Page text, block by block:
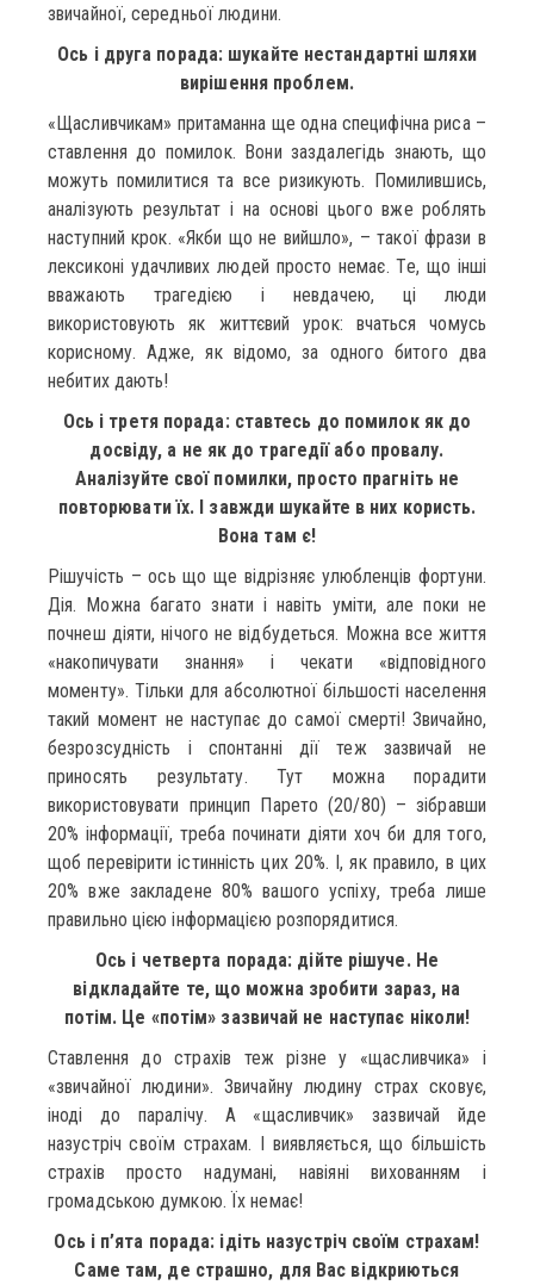
звичайної, середньої людини.
Ось і друга порада: шукайте нестандартні шляхи
вирішення проблем.
«Щасливчикам» притаманна ще одна специфічна риса –
ставлення до помилок. Вони заздалегідь знають, що
можуть помилитися та все ризикують. Помилившись,
аналізують результат і на основі цього вже роблять
наступний крок. «Якби що не вийшло», – такої фрази в
лексиконі удачливих людей просто немає. Те, що інші
вважають трагедією і невдачею, ці люди
використовують як життєвий урок: вчаться чомусь
корисному. Адже, як відомо, за одного битого два
небитих дають!
Ось і третя порада: ставтесь до помилок як до
досвіду, а не як до трагедії або провалу.
Аналізуйте свої помилки, просто прагніть не
повторювати їх. І завжди шукайте в них користь.
Вона там є!
Рішучість – ось що ще відрізняє улюбленців фортуни.
Дія. Можна багато знати і навіть уміти, але поки не
почнеш діяти, нічого не відбудеться. Можна все життя
«накопичувати знання» і чекати «відповідного
моменту». Тільки для абсолютної більшості населення
такий момент не наступає до самої смерті! Звичайно,
безрозсудність і спонтанні дії теж зазвичай не
приносять результату. Тут можна порадити
використовувати принцип Парето (20/80) – зібравши
20% інформації, треба починати діяти хоч би для того,
щоб перевірити істинність цих 20%. І, як правило, в цих
20% вже закладене 80% вашого успіху, треба лише
правильно цією інформацією розпорядитися.
Ось і четверта порада: дійте рішуче. Не
відкладайте те, що можна зробити зараз, на
потім. Це «потім» зазвичай не наступає ніколи!
Ставлення до страхів теж різне у «щасливчика» і
«звичайної людини». Звичайну людину страх сковує,
іноді до паралічу. А «щасливчик» зазвичай йде
назустріч своїм страхам. І виявляється, що більшість
страхів просто надумані, навіяні вихованням і
громадською думкою. Їх немає!
Ось і п’ята порада: ідіть назустріч своїм страхам!
Саме там, де страшно, для Вас відкриються